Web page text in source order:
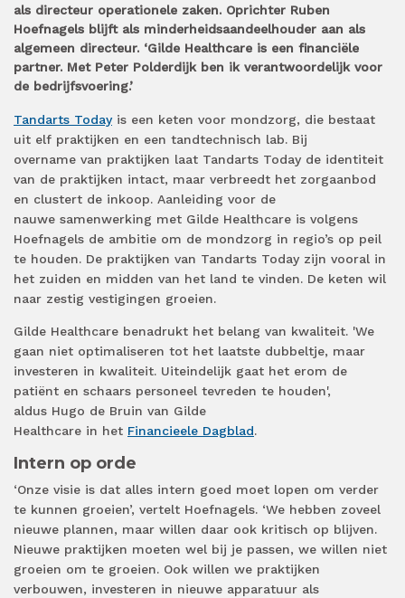
als directeur operationele zaken. Oprichter Ruben
Hoefnagels blijft als minderheidsaandeelhouder aan als
algemeen directeur. ‘Gilde Healthcare is een financiële
partner. Met Peter Polderdijk ben ik verantwoordelijk voor
de bedrijfsvoering.’
Tandarts Todayis een keten voor mondzorg, die bestaat
uit elf praktijken en een tandtechnisch lab. Bij
overname van praktijken laat Tandarts Today de identiteit
van de praktijken intact, maar verbreedt het zorgaanbod
en clustert de inkoop. Aanleiding voor de
nauwe samenwerking met Gilde Healthcare is volgens
Hoefnagels de ambitie om de mondzorg in regio’s op peil
te houden. De praktijken van Tandarts Today zijn vooral in
het zuiden en midden van het land te vinden. De keten wil
naar zestig vestigingen groeien.
Gilde Healthcare benadrukt het belang van kwaliteit. 'We
gaan niet optimaliseren tot het laatste dubbeltje, maar
investeren in kwaliteit. Uiteindelijk gaat het erom de
patiënt en schaars personeel tevreden te houden',
aldus Hugo de Bruin van Gilde
Healthcare in het Financieele Dagblad.
Intern op orde
‘Onze visie is dat alles intern goed moet lopen om verder
te kunnen groeien’, vertelt Hoefnagels. ‘We hebben zoveel
nieuwe plannen, maar willen daar ook kritisch op blijven.
Nieuwe praktijken moeten wel bij je passen, we willen niet
groeien om te groeien. Ook willen we praktijken
verbouwen, investeren in nieuwe apparatuur als